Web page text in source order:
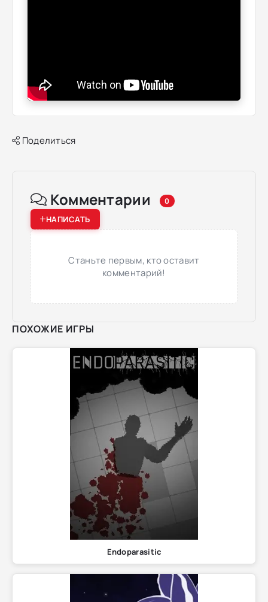
Поделиться
Комментарии 0
НАПИСАТЬ
Станьте первым, кто оставит
комментарий!
ПОХОЖИЕ ИГРЫ
Endoparasitic